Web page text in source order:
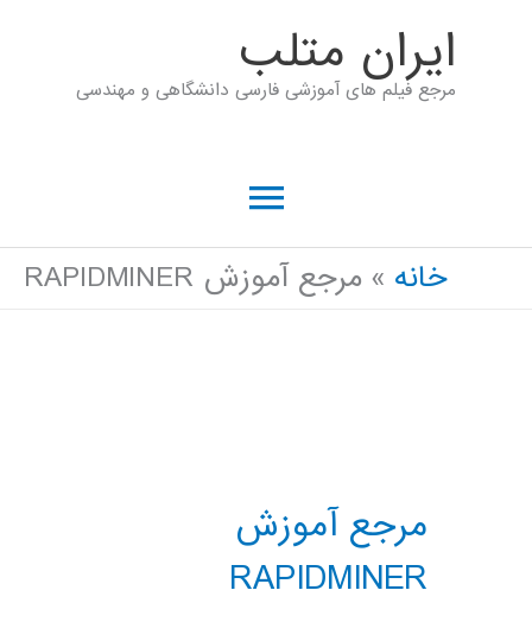
ايران متلب
مرجع فیلم های آموزشی فارسی دانشگاهی و مهندسی
فهرست
اصلی
خانه مرجع آموزش RAPIDMINER
مرجع آموزش
RAPIDMINER